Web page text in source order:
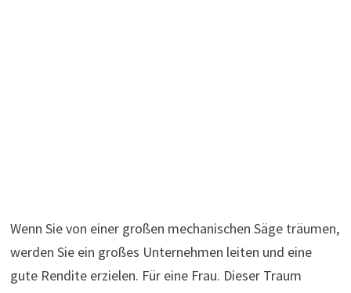
Wenn Sie von einer großen mechanischen Säge träumen,
werden Sie ein großes Unternehmen leiten und eine
gute Rendite erzielen. Für eine Frau. Dieser Traum